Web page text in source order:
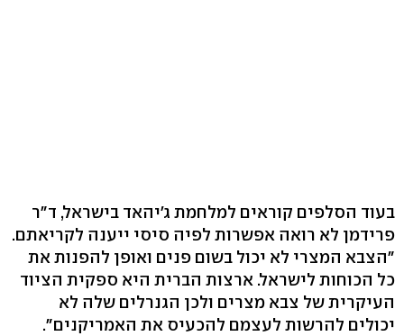
בעוד הסלפים קוראים למלחמת ג'יהאד בישראל, ד"ר
פרידמן לא רואה אפשרות לפיה סיסי ייענה לקריאתם.
"הצבא המצרי לא יכול בשום פנים ואופן להפנות את
כל הכוחות לישראל. ארצות הברית היא ספקית הציוד
העיקרית של צבא מצרים ולכן הגנרלים שלה לא
יכולים להרשות לעצמם להכעיס את האמריקנים".